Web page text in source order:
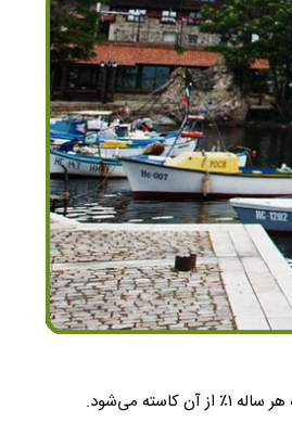
بلغارستان (به بلغاری: България) کشوری در جنوب شرقی اروپاست. پایتخت این کشور شهر صوفیه است. جمعیت این کشور بالغ بر ۷٬۳۶۴٬۵۷۰ (در سال 2011 میلادی) نفر است که هر ساله ۱٪ از آن کاسته می‌شود.